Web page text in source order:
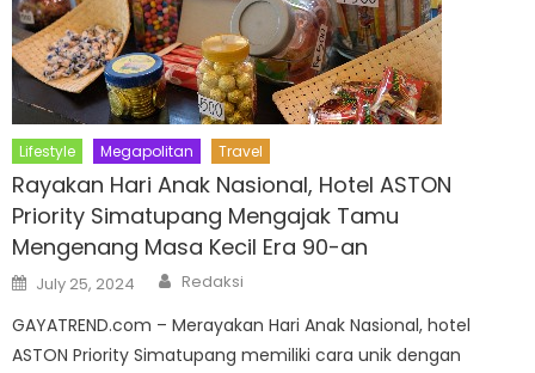
Lifestyle Megapolitan Travel
Rayakan Hari Anak Nasional, Hotel ASTON
Priority Simatupang Mengajak Tamu
Mengenang Masa Kecil Era 90-an
Posted
on
July 25, 2024 Author
Redaksi
GAYATREND.com – Merayakan Hari Anak Nasional, hotel
ASTON Priority Simatupang memiliki cara unik dengan